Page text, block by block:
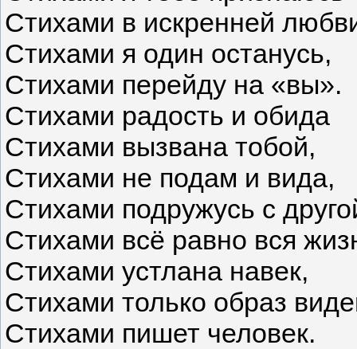
Стихами в искренней
Стихами я один останусь,
Стихами перейду на «вы».
Стихами радость и обида
Стихами вызвана тобой,
Стихами не подам и вида,
Стихами подружусь с
Стихами всё равно вся
Стихами устлана навек,
Стихами только образ
Стихами пишет человек.